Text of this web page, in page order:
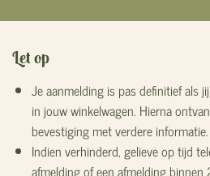
Let op
Je aanmelding is pas definitief als
in jouw winkelwagen. Hierna
bevestiging met verdere informatie.
Indien verhinderd, gelieve op tijd
afmelding of een afmelding